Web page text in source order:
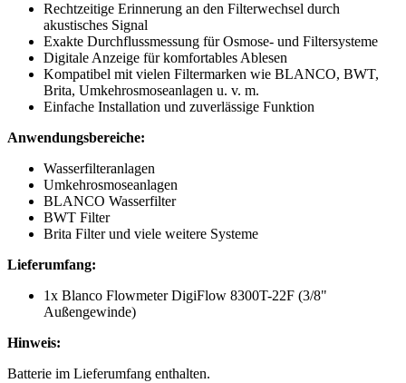
Rechtzeitige Erinnerung an den Filterwechsel durch
akustisches Signal
Exakte Durchflussmessung für Osmose- und Filtersysteme
Digitale Anzeige für komfortables Ablesen
Kompatibel mit vielen Filtermarken wie BLANCO, BWT,
Brita, Umkehrosmoseanlagen u. v. m.
Einfache Installation und zuverlässige Funktion
Anwendungsbereiche:
Wasserfilteranlagen
Umkehrosmoseanlagen
BLANCO Wasserfilter
BWT Filter
Brita Filter und viele weitere Systeme
Lieferumfang:
1x Blanco Flowmeter DigiFlow 8300T-22F (3/8"
Außengewinde)
Hinweis:
Batterie im Lieferumfang enthalten.